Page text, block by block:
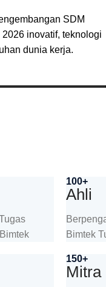
SDM
inovatif, teknologi
dunia kerja.
100+
Ahli
Bimtek
150+
Mitra